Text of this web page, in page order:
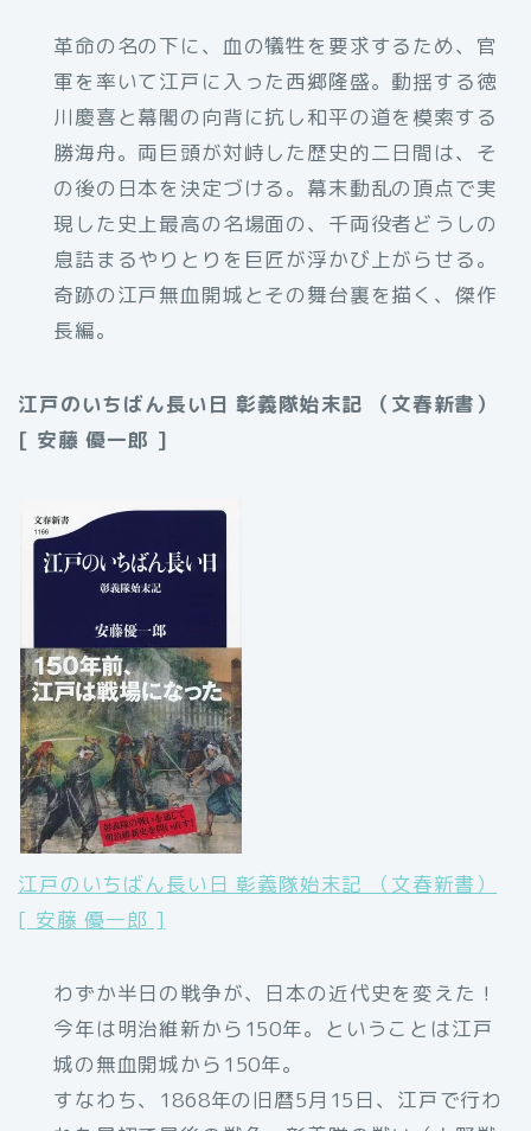
革命の名の下に、血の犠牲を要求するため、官
軍を率いて江戸に入った西郷隆盛。動揺する徳
川慶喜と幕閣の向背に抗し和平の道を模索する
勝海舟。両巨頭が対峙した歴史的二日間は、そ
の後の日本を決定づける。幕末動乱の頂点で実
現した史上最高の名場面の、千両役者どうしの
息詰まるやりとりを巨匠が浮かび上がらせる。
奇跡の江戸無血開城とその舞台裏を描く、傑作
長編。
江戸のいちばん長い日 彰義隊始末記 （文春新書）
[ 安藤 優一郎 ]
江戸のいちばん長い日 彰義隊始末記 （文春新書）
[ 安藤 優一郎 ]
わずか半日の戦争が、日本の近代史を変えた！
今年は明治維新から150年。ということは江戸
城の無血開城から150年。
すなわち、1868年の旧暦5月15日、江戸で行わ